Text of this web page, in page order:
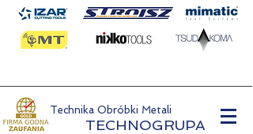
Technika Obróbki Metali
TECHNOGRUPA